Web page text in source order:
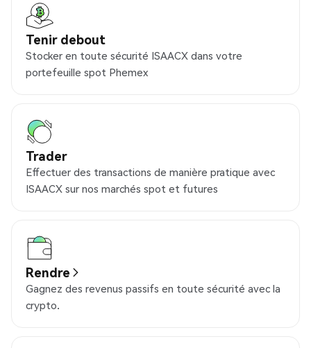
Tenir debout
Stocker en toute sécurité ISAACX dans votre
portefeuille spot Phemex
Trader
Effectuer des transactions de manière pratique avec
ISAACX sur nos marchés spot et futures
Rendre
Gagnez des revenus passifs en toute sécurité avec la
crypto.